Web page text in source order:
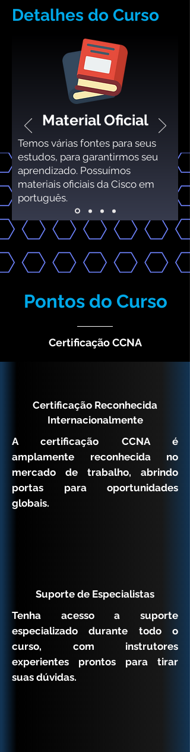
Detalhes do Curso
Material Oficial
Temos várias fontes para seus
estudos, para garantirmos seu
aprendizado. Possuímos
materiais oficiais da Cisco em
português.
Pontos do Curso
Certificação CCNA
Certificação Reconhecida
Internacionalmente
A certificação CCNA é
amplamente reconhecida no
mercado de trabalho, abrindo
portas para oportunidades
globais.
Suporte de Especialistas
Tenha acesso a suporte
especializado durante todo o
curso, com instrutores
experientes prontos para tirar
suas dúvidas.